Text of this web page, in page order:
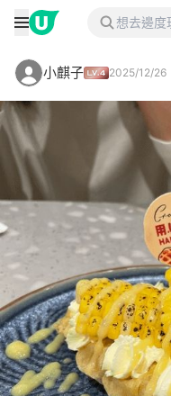
小麒子 2025/12/26